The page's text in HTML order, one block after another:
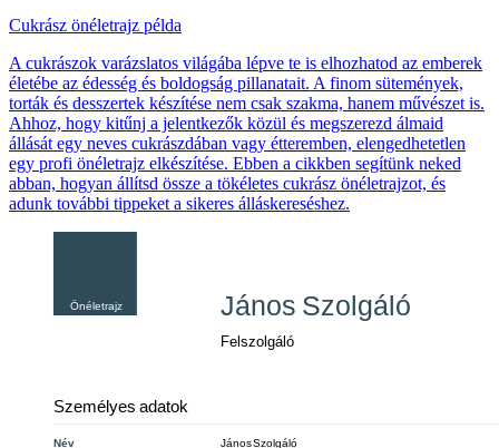
Cukrász önéletrajz példa
A cukrászok varázslatos világába lépve te is elhozhatod az emberek
életébe az édesség és boldogság pillanatait. A finom sütemények,
torták és desszertek készítése nem csak szakma, hanem művészet is.
Ahhoz, hogy kitűnj a jelentkezők közül és megszerezd álmaid
állását egy neves cukrászdában vagy étteremben, elengedhetetlen
egy profi önéletrajz elkészítése. Ebben a cikkben segítünk neked
abban, hogyan állítsd össze a tökéletes cukrász önéletrajzot, és
adunk további tippeket a sikeres álláskereséshez.